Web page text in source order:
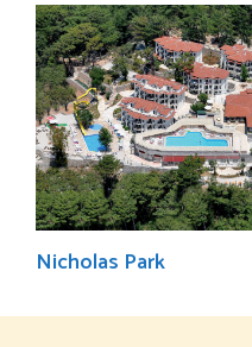
Nicholas Park